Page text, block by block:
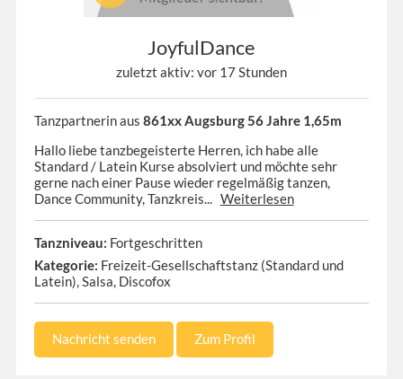
JoyfulDance
zuletzt aktiv: vor 17 Stunden
Tanzpartnerin aus 861xx Augsburg 56 Jahre 1,65m
Hallo liebe tanzbegeisterte Herren, ich habe alle
Standard / Latein Kurse absolviert und möchte sehr
gerne nach einer Pause wieder regelmäßig tanzen,
Dance Community, Tanzkreis... Weiterlesen
Tanzniveau: Fortgeschritten
Kategorie: Freizeit-Gesellschaftstanz (Standard und
Latein), Salsa, Discofox
Nachricht senden Zum Profil